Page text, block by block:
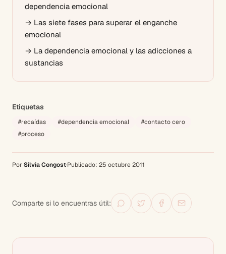
dependencia emocional
→ Las siete fases para superar el enganche
emocional
→ La dependencia emocional y las adicciones a
sustancias
Etiquetas
#recaídas #dependencia emocional #contacto cero
#proceso
Por Silvia Congost·Publicado: 25 octubre 2011
Comparte si lo encuentras útil: